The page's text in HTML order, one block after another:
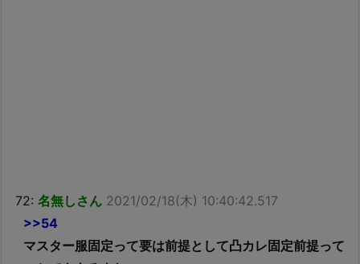
72: 名無しさん 2021/02/18(木) 10:40:42.517
>>54
マスター服固定って要は前提として凸カレ固定前提って